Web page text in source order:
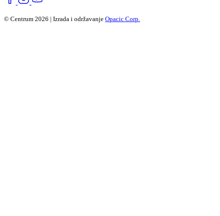
© Centrum 2026 | Izrada i održavanje Opacic Corp.